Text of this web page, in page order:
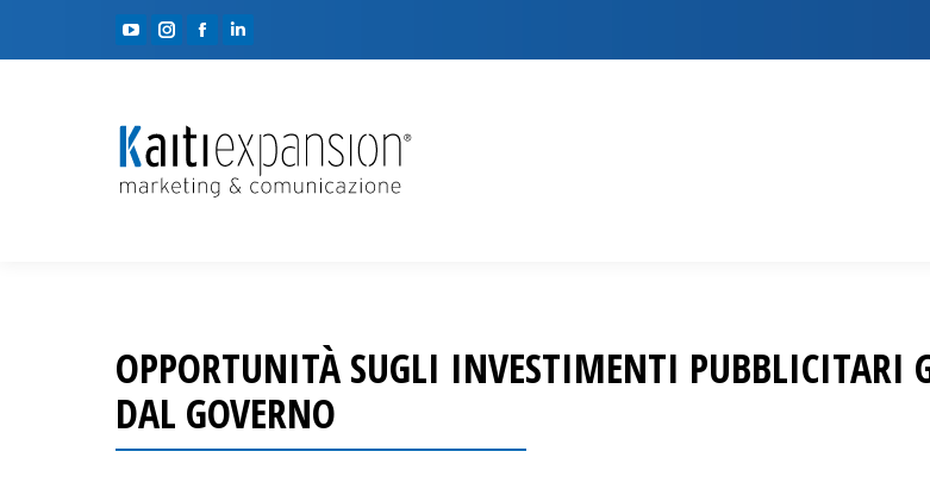
YouTube
in
new
window
Instagram
in
new
window
Facebook
in
new
window
Linkedin
in
new
window
OPPORTUNITÀ SUGLI INVESTIMENTI PUBBLICITARI
DAL GOVERNO